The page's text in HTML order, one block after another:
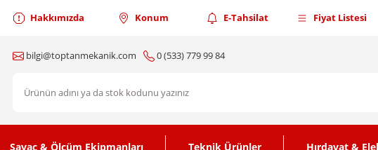
Hakkımızda Konum E-Tahsilat Fiyat Listesi
bilgi@toptanmekanik.com 0 (533) 779 99 84
Sayaç & Ölçüm Ekipmanları Teknik Ürünler Hırdavat &